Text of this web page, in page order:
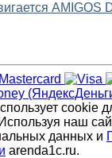
AMIGOS
cookie
наш
данных и
arenda1c.ru.